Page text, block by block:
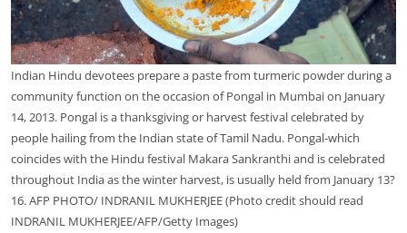
Indian Hindu devotees prepare a paste from turmeric powder during a
community function on the occasion of Pongal in Mumbai on January
14, 2013. Pongal is a thanksgiving or harvest festival celebrated by
people hailing from the Indian state of Tamil Nadu. Pongal-which
coincides with the Hindu festival Makara Sankranthi and is celebrated
throughout India as the winter harvest, is usually held from January 13?
16. AFP PHOTO/ INDRANIL MUKHERJEE (Photo credit should read
INDRANIL MUKHERJEE/AFP/Getty Images)